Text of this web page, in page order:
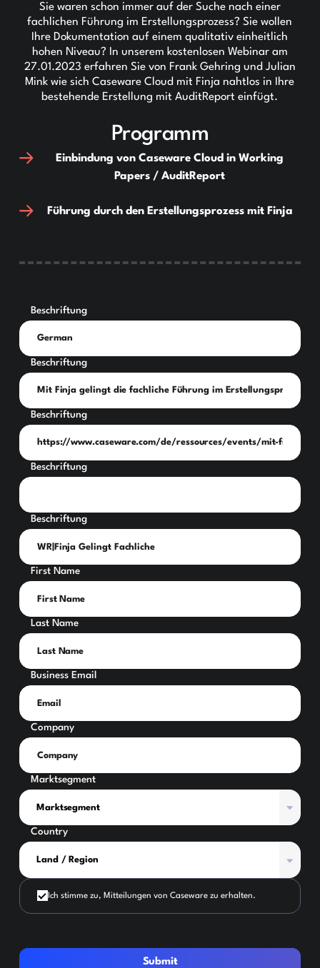
Sie waren schon immer auf der Suche nach einer
fachlichen Führung im Erstellungsprozess? Sie wollen
Ihre Dokumentation auf einem qualitativ einheitlich
hohen Niveau? In unserem kostenlosen Webinar am
27.01.2023 erfahren Sie von Frank Gehring und Julian
Mink wie sich Caseware Cloud mit Finja nahtlos in Ihre
bestehende Erstellung mit AuditReport einfügt.
Programm
Einbindung von Caseware Cloud in Working
Papers / AuditReport
Führung durch den Erstellungsprozess mit Finja
Beschriftung
Beschriftung
Beschriftung
Beschriftung
Beschriftung
First Name
Last Name
Business Email
Company
Marktsegment
Country
Ich stimme zu, Mitteilungen von Caseware zu erhalten.
Submit